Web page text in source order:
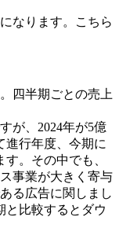
なります。こちら
四半期ごとの売上
が、2024年が5億
進行年度、今期に
。その中でも、
事業が大きく寄与
る広告に関しまし
と比較するとダウ